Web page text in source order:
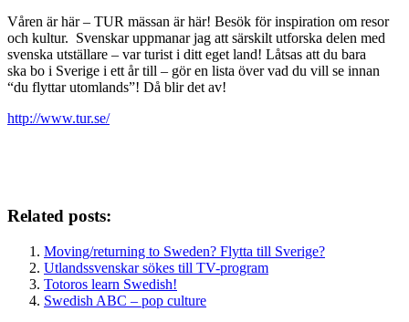
Våren är här – TUR mässan är här! Besök för inspiration om resor
och kultur. Svenskar uppmanar jag att särskilt utforska delen med
svenska utställare – var turist i ditt eget land! Låtsas att du bara
ska bo i Sverige i ett år till – gör en lista över vad du vill se innan
“du flyttar utomlands”! Då blir det av!
http://www.tur.se/
Related posts:
Moving/returning to Sweden? Flytta till Sverige?
Utlandssvenskar sökes till TV-program
Totoros learn Swedish!
Swedish ABC – pop culture